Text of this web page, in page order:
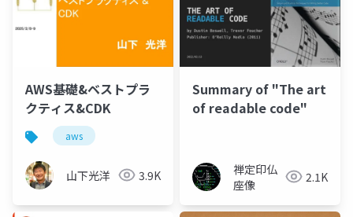
AWS基礎&ベストプラ
クティス&CDK
aws
山下光洋 3.9K
Summary of "The art
of readable code"
禅定印仏
座像
2.1K